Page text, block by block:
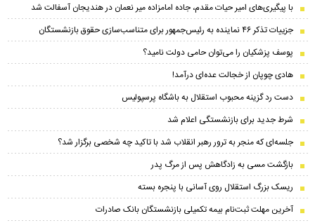
با پیگیری‌های امیر حیات مقدم، جاده امامزاده میر نعمان در هندیجان آسفالت شد
جزییات تذکر ۴۶ نماینده به رئیس‌جمهور برای متناسب‌سازی حقوق بازنشستگان
پوسف پزشکیان را می‌توان حامی دولت نامید؟
هادی چوپان از خجالت عده‌ای درآمد!
دست رد گزینه محبوب استقلال به باشگاه پرسپولیس
شرط جدید برای بازنشستگی اعلام شد
جلسه‌ای که منجر به ترور رهبر انقلاب شد با تاکید چه شخصی برگزار شد؟
بازگشت مسی به زادگاهش پس از مرگ پدر
ریسک بزرگ استقلال روی آسانی با پنجره بسته
آخرین مهلت ثبت‌نام بیمه تکمیلی بازنشستگان بانک صادرات